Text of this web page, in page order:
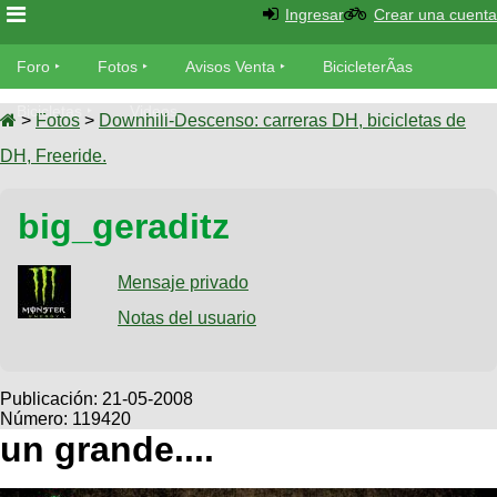
Foro
Foro
TÃ©cnica
Fotos
tu foto
Galeria
XC
Viajes
Descenso
Dirt
SUBÃ
tu
Buscar
Ultimos
Fotos
BicicleterÃ­
as
Bicicletas
Tandem
Videos
Cicloturismo
Ingresar Crear una cuenta
Foro Fotos Avisos Venta BicicleterÃ­as
Bicicletas Videos
> Fotos > Downhill-Descenso: carreras DH, bicicletas de
DH, Freeride.
big_geraditz
Mensaje privado
Notas del usuario
Publicación: 21-05-2008
Número: 119420
un grande....